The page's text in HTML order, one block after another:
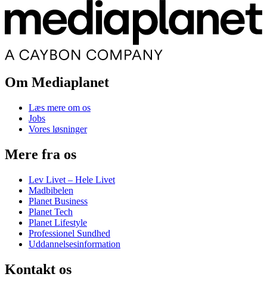
Om Mediaplanet
Læs mere om os
Jobs
Vores løsninger
Mere fra os
Lev Livet – Hele Livet
Madbibelen
Planet Business
Planet Tech
Planet Lifestyle
Professionel Sundhed
Uddannelsesinformation
Kontakt os